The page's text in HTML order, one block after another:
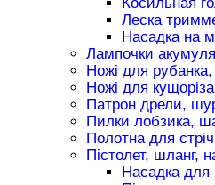
Косильная
Леска
Насадка на
Лампочки
Ножі для
Ножі для кущоріза
Патрон дрели,
Пилки лобзика,
Полотна для
Пістолет, шланг,
Насадка для